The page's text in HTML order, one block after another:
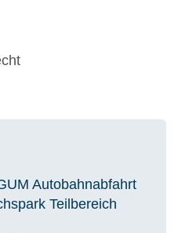
Autobahnabfahrt
Teilbereich